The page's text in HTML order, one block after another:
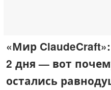
«Мир
2 дня — вот
остались